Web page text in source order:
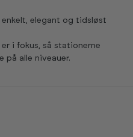
elegant og tidsløst
i fokus, så stationerne
på alle niveauer.